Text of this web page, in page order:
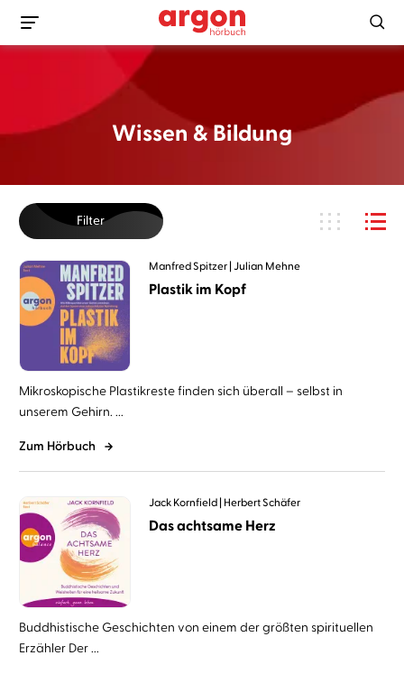
Wissen & Bildung
Filter
Manfred Spitzer Julian Mehne
Plastik im Kopf
Mikroskopische Plastikreste finden sich überall – selbst in
unserem Gehirn. ...
Zum Hörbuch
Jack Kornfield Herbert Schäfer
Das achtsame Herz
Buddhistische Geschichten von einem der größten spirituellen
Erzähler Der ...